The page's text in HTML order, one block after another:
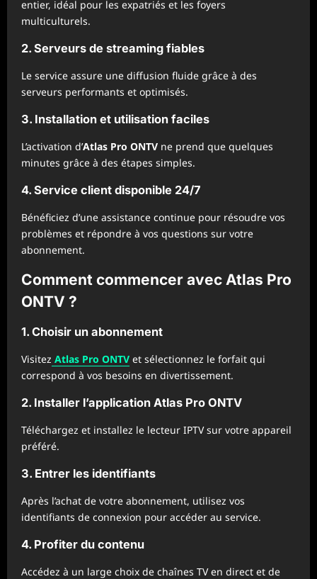
entier, idéal pour les expatriés et les foyers
multiculturels.
2. Serveurs de streaming fiables
Le service assure une diffusion fluide grâce à des
serveurs performants et optimisés.
3. Installation et utilisation faciles
L’activation d’Atlas Pro ONTV ne prend que quelques
minutes grâce à des étapes simples.
4. Service client disponible 24/7
Bénéficiez d’une assistance continue pour résoudre vos
problèmes et répondre à vos questions sur votre
abonnement.
Comment commencer avec Atlas Pro
ONTV ?
1. Choisir un abonnement
Visitez Atlas Pro ONTV et sélectionnez le forfait qui
correspond à vos besoins en divertissement.
2. Installer l’application Atlas Pro ONTV
Téléchargez et installez le lecteur IPTV sur votre appareil
préféré.
3. Entrer les identifiants
Après l’achat de votre abonnement, utilisez vos
identifiants de connexion pour accéder au service.
4. Profiter du contenu
Accédez à un large choix de chaînes TV en direct et de